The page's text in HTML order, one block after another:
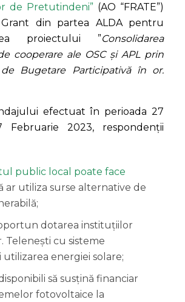
de Pretutindeni” (AO “FRATE”)
din partea ALDA pentru
proiectului ”Consolidarea
cooperare ale OSC și APL prin
Bugetare Participativă în or.
efectuat în perioada 27
Februarie 2023, respondenții
public local poate face
ar utiliza surse alternative de
dotarea instituțiilor
Telenești cu sisteme
energiei solare;
să susțină financiar
fotovoltaice la